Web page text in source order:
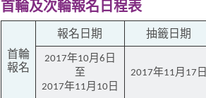
首輪及次輪報名日程表
首輪
報名
報名日期 抽籤日期
2017年10月6日
至
2017年11月10日
2017年11月17日